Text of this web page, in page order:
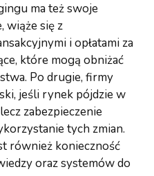
ma też swoje
wiąże się z
i opłatami za
które mogą obniżać
Po drugie, firmy
jeśli rynek pójdzie w
zabezpieczenie
tych zmian.
również konieczność
oraz systemów do